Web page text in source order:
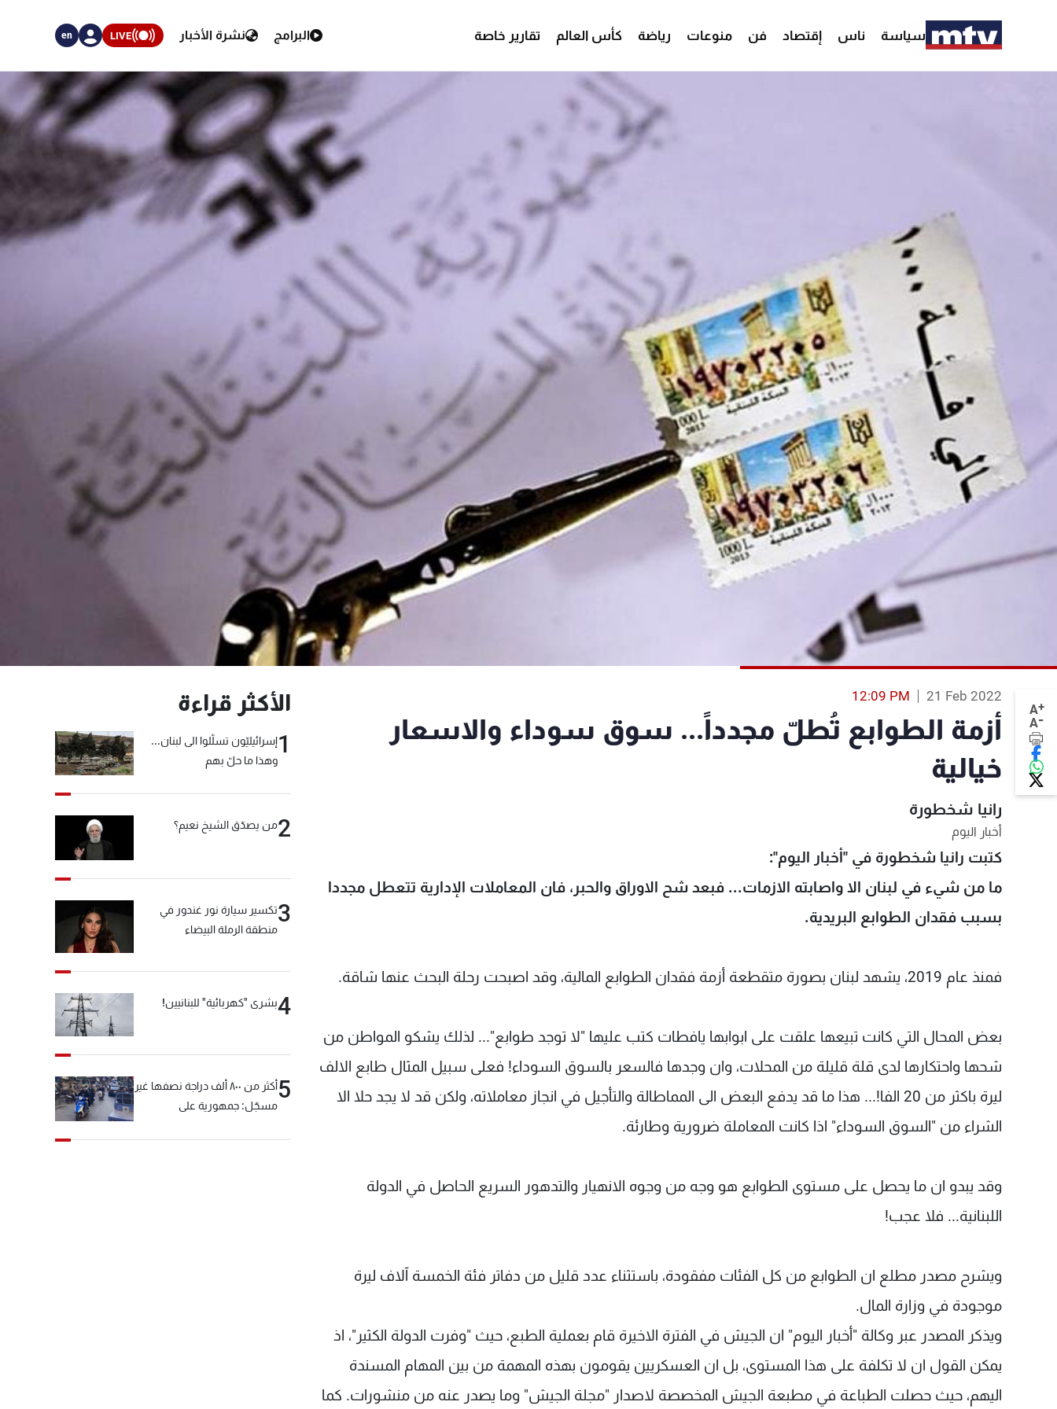
سياسة ناس إقتصاد فن منوعات رياضة كأس العالم تقارير خاصة البرامج نشرة الأخبار LIVE
en
A+
A-
21 Feb 2022
12:09 PM
أزمة الطوابع تُطلّ مجدداً... سوق سوداء والاسعار
خيالية
رانيا شخطورة
أخبار اليوم
كتبت رانيا شخطورة في "أخبار اليوم":
ما من شيء في لبنان الا واصابته الازمات... فبعد شح الاوراق والحبر، فان المعاملات الإدارية تتعطل مجددا
بسبب فقدان الطوابع البريدية.
فمنذ عام 2019، يشهد لبنان بصورة متقطعة أزمة فقدان الطوابع المالية، وقد اصبحت رحلة البحث عنها شاقة.
بعض المحال التي كانت تبيعها علقت على ابوابها يافطات كتب عليها "لا توجد طوابع"... لذلك يشكو المواطن من
شحها واحتكارها لدى قلة قليلة من المحلات، وان وجدها فالسعر بالسوق السوداء! فعلى سبيل المثال طابع الالف
ليرة باكثر من 20 الفا!... هذا ما قد يدفع البعض الى المماطالة والتأجيل في انجاز معاملاته، ولكن قد لا يجد حلا الا
الشراء من "السوق السوداء" اذا كانت المعاملة ضرورية وطارئة.
وقد يبدو ان ما يحصل على مستوى الطوابع هو وجه من وجوه الانهيار والتدهور السريع الحاصل في الدولة
اللبنانية... فلا عجب!
ويشرح مصدر مطلع ان الطوابع من كل الفئات مفقودة، باستثناء عدد قليل من دفاتر فئة الخمسة آلاف ليرة
موجودة في وزارة المال.
ويذكر المصدر عبر وكالة "أخبار اليوم" ان الجيش في الفترة الاخيرة قام بعملية الطبع، حيث "وفرت الدولة الكثير"، اذ
يمكن القول ان لا تكلفة على هذا المستوى، بل ان العسكريين يقومون بهذه المهمة من بين المهام المسندة
اليهم، حيث حصلت الطباعة في مطبعة الجيش المخصصة لاصدار "مجلة الجيش" وما يصدر عنه من منشورات. كما
الأكثر قراءة
1إسرائيليّون تسلّلوا الى لبنان...
وهذا ما حلّ بهم
2من يصدّق الشيخ نعيم؟
3تكسير سيارة نور غندور في
منطقة الرملة البيضاء
4بشرى "كهربائية" للبنانيين!
5
أكثر من ٨٠٠ ألف دراجة نصفها غير
مسجّل: جمهورية على